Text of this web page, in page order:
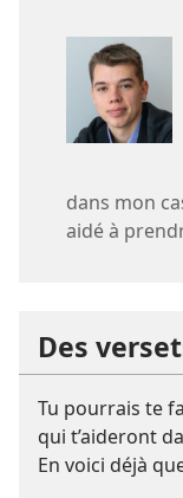
dans mon
aidé à
Des
Tu pourrais te
qui t’aideront
En voici déjà